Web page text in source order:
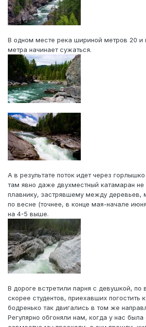
В одном месте река шириной метров 20 и
метра начинает сужаться.
А в результате поток идет через
там явно даже двухместный катамаран не
плавнику, застрявшему между деревьев,
по весне (точнее, в конце мая-начале
на 4-5 выше.
В дороге встретили парня с девушкой, по
скорее студентов, приехавших погостить
бодренько так двигались в том же
Регулярно обгоняли нам, когда у нас